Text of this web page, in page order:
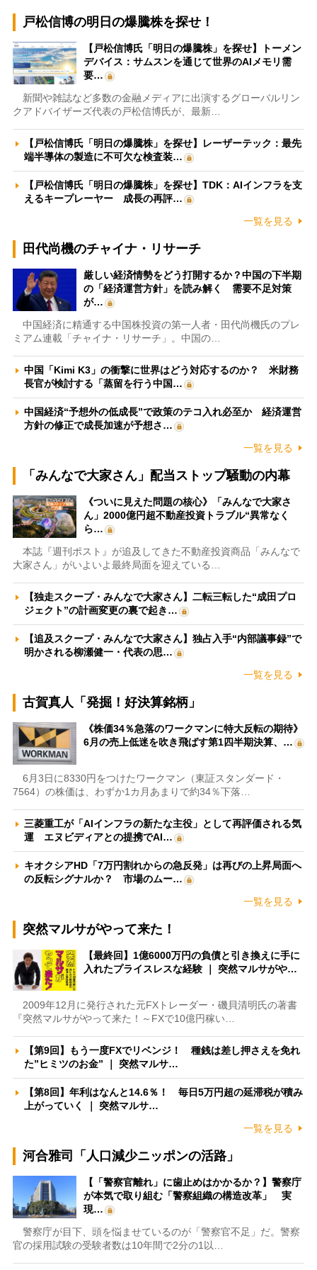
戸松信博の明日の爆騰株を探せ！
【戸松信博氏「明日の爆騰株」を探せ】トーメン
デバイス：サムスンを通じて世界のAIメモリ需
要…
新聞や雑誌など多数の金融メディアに出演するグローバルリン
クアドバイザーズ代表の戸松信博氏が、最新…
【戸松信博氏「明日の爆騰株」を探せ】レーザーテック：最先
端半導体の製造に不可欠な検査装…
【戸松信博氏「明日の爆騰株」を探せ】TDK：AIインフラを支
えるキープレーヤー 成長の再評…
一覧を見る
田代尚機のチャイナ・リサーチ
厳しい経済情勢をどう打開するか？中国の下半期
の「経済運営方針」を読み解く 需要不足対策
が…
中国経済に精通する中国株投資の第一人者・田代尚機氏のプレ
ミアム連載「チャイナ・リサーチ」。中国の…
中国「Kimi K3」の衝撃に世界はどう対応するのか？ 米財務
長官が検討する「蒸留を行う中国…
中国経済“予想外の低成長”で政策のテコ入れ必至か 経済運営
方針の修正で成長加速が予想さ…
一覧を見る
「みんなで大家さん」配当ストップ騒動の内幕
《ついに見えた問題の核心》「みんなで大家さ
ん」2000億円超不動産投資トラブル“異常なく
ら…
本誌『週刊ポスト』が追及してきた不動産投資商品「みんなで
大家さん」がいよいよ最終局面を迎えている…
【独走スクープ・みんなで大家さん】二転三転した“成田プロ
ジェクト”の計画変更の裏で起き…
【追及スクープ・みんなで大家さん】独占入手“内部議事録”で
明かされる柳瀬健一・代表の思…
一覧を見る
古賀真人「発掘！好決算銘柄」
《株価34％急落のワークマンに特大反転の期待》
6月の売上低迷を吹き飛ばす第1四半期決算、…
6月3日に8330円をつけたワークマン（東証スタンダード・
7564）の株価は、わずか1カ月あまりで約34％下落…
三菱重工が「AIインフラの新たな主役」として再評価される気
運 エヌビディアとの提携でAI…
キオクシアHD「7万円割れからの急反発」は再びの上昇局面へ
の反転シグナルか？ 市場のムー…
一覧を見る
突然マルサがやって来た！
【最終回】1億6000万円の負債と引き換えに手に
入れたプライスレスな経験 ｜ 突然マルサがや…
2009年12月に発行された元FXトレーダー・磯貝清明氏の著書
『突然マルサがやって来た！～FXで10億円稼い…
【第9回】もう一度FXでリベンジ！ 種銭は差し押さえを免れ
た”ヒミツのお金” ｜ 突然マルサ…
【第8回】年利はなんと14.6％！ 毎日5万円超の延滞税が積み
上がっていく ｜ 突然マルサ…
一覧を見る
河合雅司「人口減少ニッポンの活路」
【「警察官離れ」に歯止めはかかるか？】警察庁
が本気で取り組む「警察組織の構造改革」 実
現…
警察庁が目下、頭を悩ませているのが「警察官不足」だ。警察
官の採用試験の受験者数は10年間で2分の1以…